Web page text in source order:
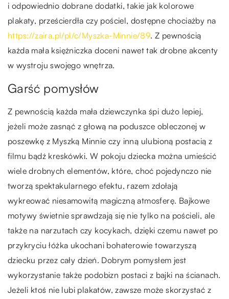
i odpowiednio dobrane dodatki, takie jak kolorowe
plakaty, prześcierdła czy pościel, dostępne chociażby na
https://zaira.pl/pl/c/Myszka-Minnie/89. Z pewnością
każda mała księżniczka doceni nawet tak drobne akcenty
w wystroju swojego wnętrza.
Garść pomysłów
Z pewnością każda mała dziewczynka śpi dużo lepiej,
jeżeli może zasnąć z głową na poduszce obleczonej w
poszewkę z Myszką Minnie czy inną ulubioną postacią z
filmu bądź kreskówki. W pokoju dziecka można umieścić
wiele drobnych elementów, które, choć pojedynczo nie
tworzą spektakularnego efektu, razem zdołają
wykreować niesamowitą magiczną atmosferę. Bajkowe
motywy świetnie sprawdzają się nie tylko na pościeli, ale
także na narzutach czy kocykach, dzięki czemu nawet po
przykryciu łóżka ukochani bohaterowie towarzyszą
dziecku przez cały dzień. Dobrym pomysłem jest
wykorzystanie także podobizn postaci z bajki na ścianach.
Jeżeli ktoś nie lubi plakatów, zawsze może skorzystać z